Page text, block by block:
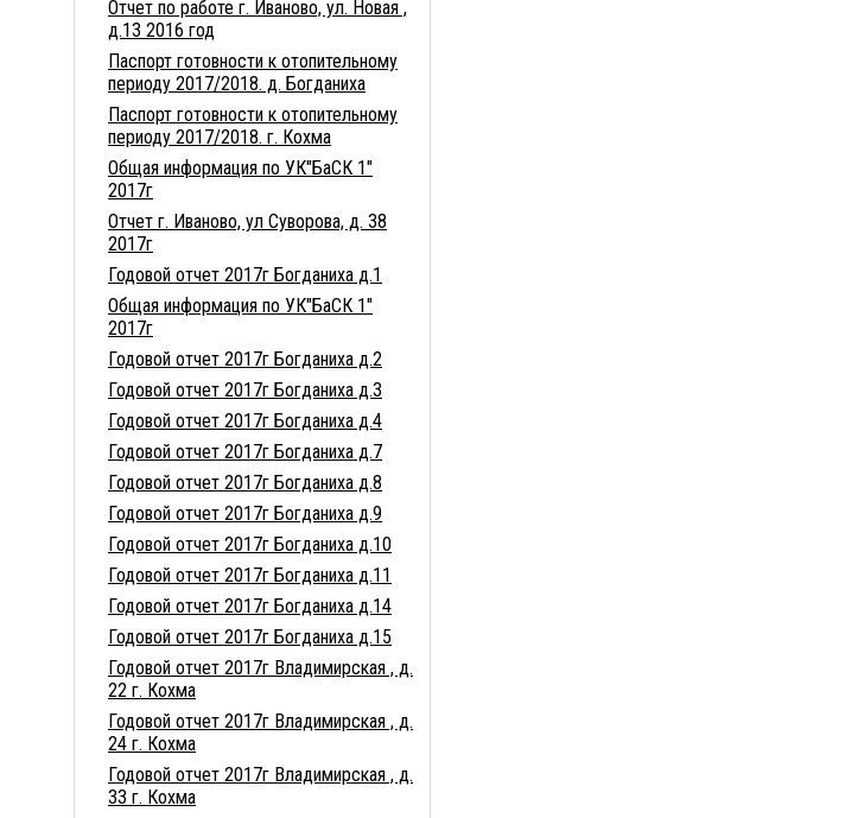
Отчет по работе г. Иваново, ул. Новая ,
д.13 2016 год
Паспорт готовности к отопительному
периоду 2017/2018. д. Богданиха
Паспорт готовности к отопительному
периоду 2017/2018. г. Кохма
Общая информация по УК"БаСК 1"
2017г
Отчет г. Иваново, ул Суворова, д. 38
2017г
Годовой отчет 2017г Богданиха д.1
Общая информация по УК"БаСК 1"
2017г
Годовой отчет 2017г Богданиха д.2
Годовой отчет 2017г Богданиха д.3
Годовой отчет 2017г Богданиха д.4
Годовой отчет 2017г Богданиха д.7
Годовой отчет 2017г Богданиха д.8
Годовой отчет 2017г Богданиха д.9
Годовой отчет 2017г Богданиха д.10
Годовой отчет 2017г Богданиха д.11
Годовой отчет 2017г Богданиха д.14
Годовой отчет 2017г Богданиха д.15
Годовой отчет 2017г Владимирская , д.
22 г. Кохма
Годовой отчет 2017г Владимирская , д.
24 г. Кохма
Годовой отчет 2017г Владимирская , д.
33 г. Кохма